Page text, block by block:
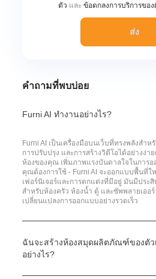
ตัว และ ข้อตกลงการบริการขอ
ส่ง
คำถามที่พบบ่อย
Furni AI ทำงานอย่างไร?
Furni AI เป็นเครื่องมือบนเว็บที่ทรงพลังสำห
การปรับปรุง และการสร้างวิดีโอได้อย่างง่
ห้องของคุณ เพิ่มภาพแรงบันดาลใจในการ
คุณต้องการใช้ - Furni AI จะออกแบบพื้นที่ใ
เฟอร์นิเจอร์และการตกแต่งที่มีอยู่ มันมีประ
สำหรับห้องครัว ห้องน้ำ ตู้ และซัพพลายเออ
เปลี่ยนแปลงการออกแบบอย่างรวดเร็ว
ฉันจะสร้างห้องสมุดผลิตภัณฑ์ของตัว
อย่างไร?